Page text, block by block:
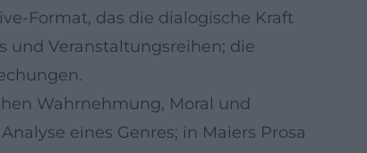
Format, das die dialogische Kraft
und Veranstaltungsreihen; die
Wahrnehmung, Moral und
eines Genres; in Maiers Prosa